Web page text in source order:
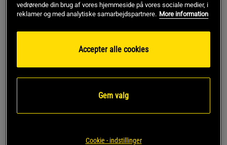
5
100%
Skriv anmeldelse
vedrørende din brug af vores hjemmeside på vores sociale medier, i
reklamer og med analytiske samarbejdspartnere. More information
Accepter alle cookies
Gem valg
Cookie - indstillinger